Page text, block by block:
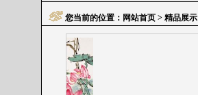
您当前的位置： 网站首页 > 精品展示